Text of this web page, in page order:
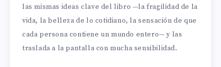
las mismas ideas clave del libro —la fragilidad de la
vida, la belleza de lo cotidiano, la sensación de que
cada persona contiene un mundo entero— y las
traslada a la pantalla con mucha sensibilidad.